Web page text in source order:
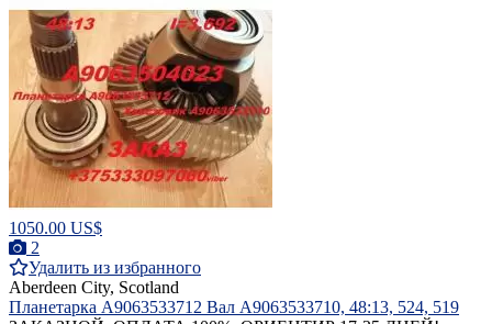
1050.00 US$
2
Удалить из избранного
Aberdeen City, Scotland
Планетарка A9063533712 Вал A9063533710, 48:13, 524, 519